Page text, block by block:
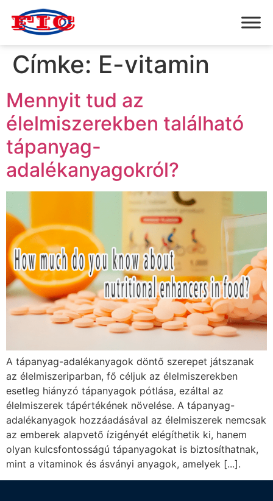
Címke: E-vitamin
Mennyit tud az
élelmiszerekben található
tápanyag-
adalékanyagokról?
A tápanyag-adalékanyagok döntő szerepet játszanak
az élelmiszeriparban, fő céljuk az élelmiszerekben
esetleg hiányzó tápanyagok pótlása, ezáltal az
élelmiszerek tápértékének növelése. A tápanyag-
adalékanyagok hozzáadásával az élelmiszerek nemcsak
az emberek alapvető ízigényét elégíthetik ki, hanem
olyan kulcsfontosságú tápanyagokat is biztosíthatnak,
mint a vitaminok és ásványi anyagok, amelyek [...].